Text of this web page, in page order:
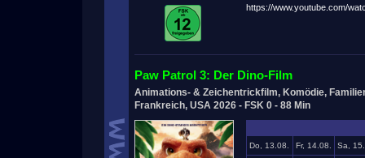
https://www.youtube.com/
Paw Patrol 3: Der Dino-Film
Animations- & Zeichentrickfilm, Komödie,
Frankreich, USA 2026 - FSK 0 - 88 Min
Do, 13.08. Fr, 14.08. Sa,